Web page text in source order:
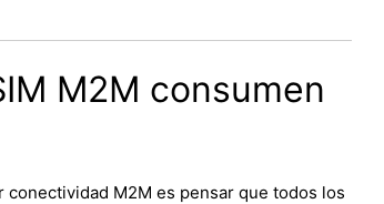
M2M consumen
M2M es pensar que todos los